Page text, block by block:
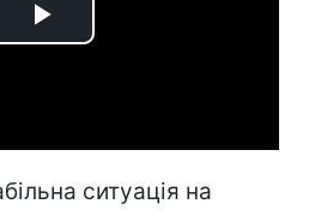
Play
ситуація на